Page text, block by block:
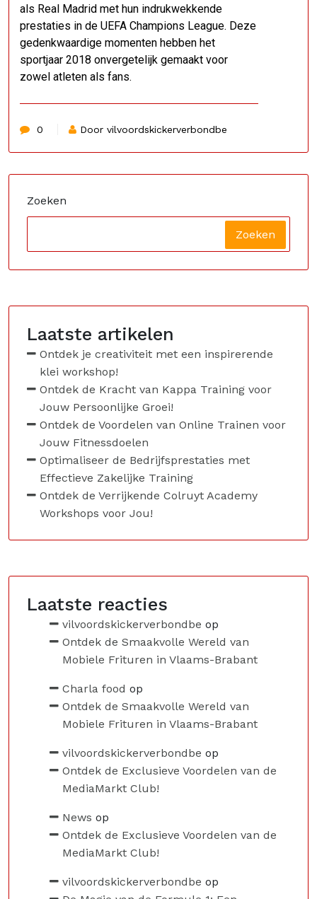
als Real Madrid met hun indrukwekkende
prestaties in de UEFA Champions League. Deze
gedenkwaardige momenten hebben het
sportjaar 2018 onvergetelijk gemaakt voor
zowel atleten als fans.
0 Door vilvoordskickerverbondbe
Zoeken
Zoeken
Laatste artikelen
Ontdek je creativiteit met een inspirerende
klei workshop!
Ontdek de Kracht van Kappa Training voor
Jouw Persoonlijke Groei!
Ontdek de Voordelen van Online Trainen voor
Jouw Fitnessdoelen
Optimaliseer de Bedrijfsprestaties met
Effectieve Zakelijke Training
Ontdek de Verrijkende Colruyt Academy
Workshops voor Jou!
Laatste reacties
vilvoordskickerverbondbe op
Ontdek de Smaakvolle Wereld van
Mobiele Frituren in Vlaams-Brabant
Charla food op
Ontdek de Smaakvolle Wereld van
Mobiele Frituren in Vlaams-Brabant
vilvoordskickerverbondbe op
Ontdek de Exclusieve Voordelen van de
MediaMarkt Club!
News op
Ontdek de Exclusieve Voordelen van de
MediaMarkt Club!
vilvoordskickerverbondbe op